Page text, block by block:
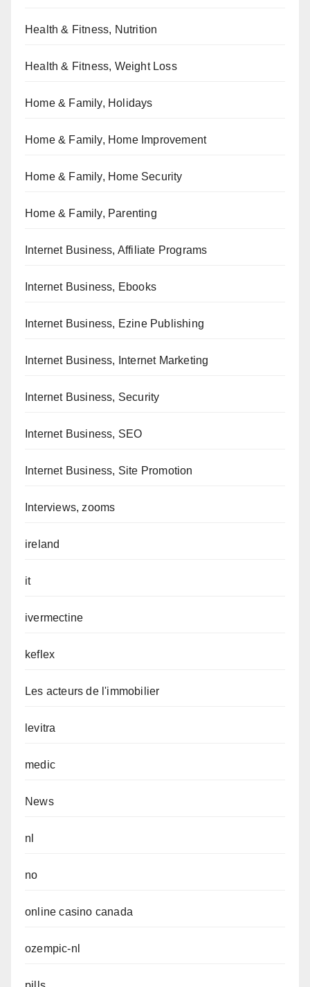
Health & Fitness, Nutrition
Health & Fitness, Weight Loss
Home & Family, Holidays
Home & Family, Home Improvement
Home & Family, Home Security
Home & Family, Parenting
Internet Business, Affiliate Programs
Internet Business, Ebooks
Internet Business, Ezine Publishing
Internet Business, Internet Marketing
Internet Business, Security
Internet Business, SEO
Internet Business, Site Promotion
Interviews, zooms
ireland
it
ivermectine
keflex
Les acteurs de l'immobilier
levitra
medic
News
nl
no
online casino canada
ozempic-nl